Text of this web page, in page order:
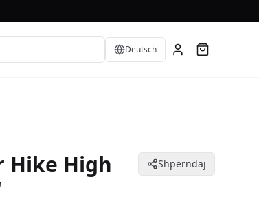
Language
Deutsch
Hike High
Shpërndaj